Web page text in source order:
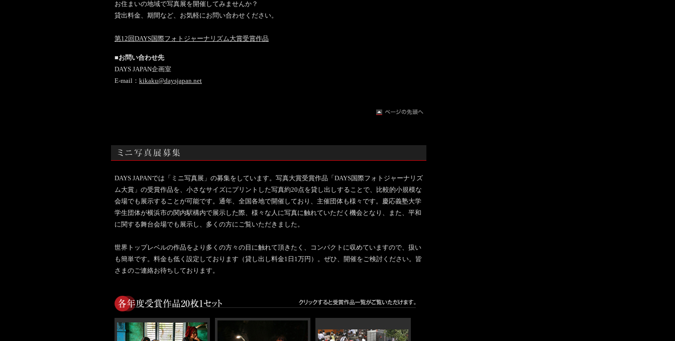
お住まいの地域で写真展を開催してみませんか？
貸出料金、期間など、お気軽にお問い合わせください。
第12回DAYS国際フォトジャーナリズム大賞受賞作品
■お問い合わせ先
DAYS JAPAN企画室
E-mail： kikaku@daysjapan.net
DAYS JAPANでは「ミニ写真展」の募集をしています。写真大賞受賞作品「DAYS国際フォトジャーナリズ
ム大賞」の受賞作品を、小さなサイズにプリントした写真約20点を貸し出しすることで、比較的小規模な
会場でも展示することが可能です。通年、全国各地で開催しており、主催団体も様々です。慶応義塾大学
学生団体が横浜市の関内駅構内で展示した際、様々な人に写真に触れていただく機会となり、また、平和
に関する舞台会場でも展示し、多くの方にご覧いただきました。
世界トップレベルの作品をより多くの方々の目に触れて頂きたく、コンパクトに収めていますので、扱い
も簡単です。料金も低く設定しております（貸し出し料金1日1万円）。ぜひ、開催をご検討ください。皆
さまのご連絡お待ちしております。